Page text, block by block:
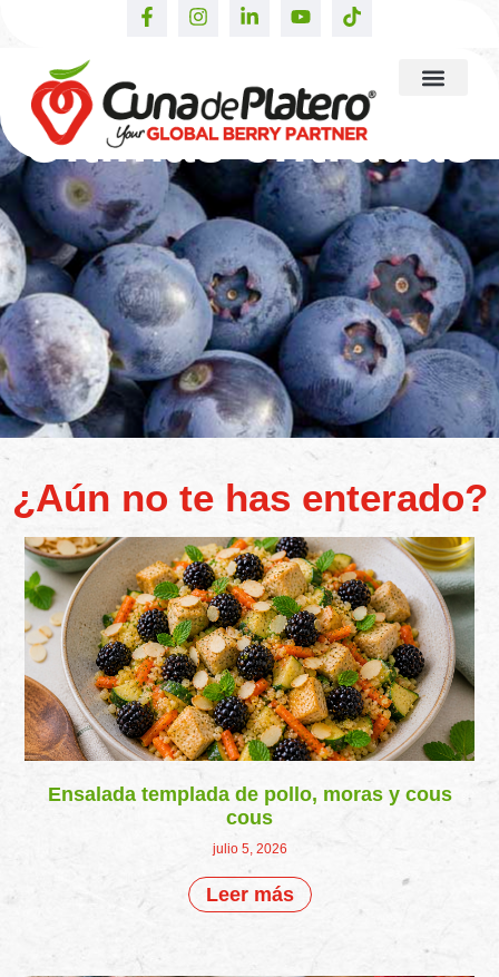
Últimas entradas
¿Aún no te has enterado?
Ensalada templada de pollo, moras y cous
cous
julio 5, 2026
Leer más